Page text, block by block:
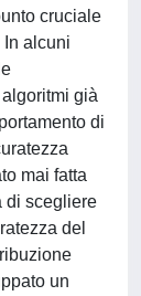
cruciale
alcuni
già
di
mai fatta
di scegliere
del
un